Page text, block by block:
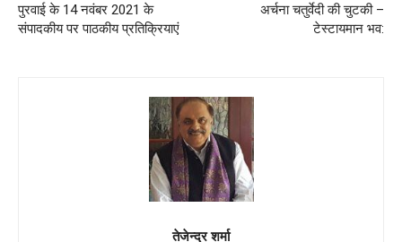
पुरवाई के 14 नवंबर 2021 के
संपादकीय पर पाठकीय प्रतिक्रियाएं
अर्चना चतुर्वेदी की चुटकी –
टेस्टायमान भव:
तेजेन्द्र शर्मा